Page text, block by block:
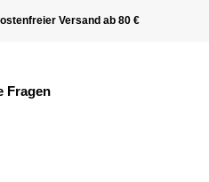
Versand ab 80 €
Fragen